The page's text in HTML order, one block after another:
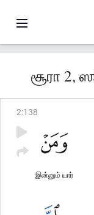
சூரா 2,
2:138
இன்னும் யார்